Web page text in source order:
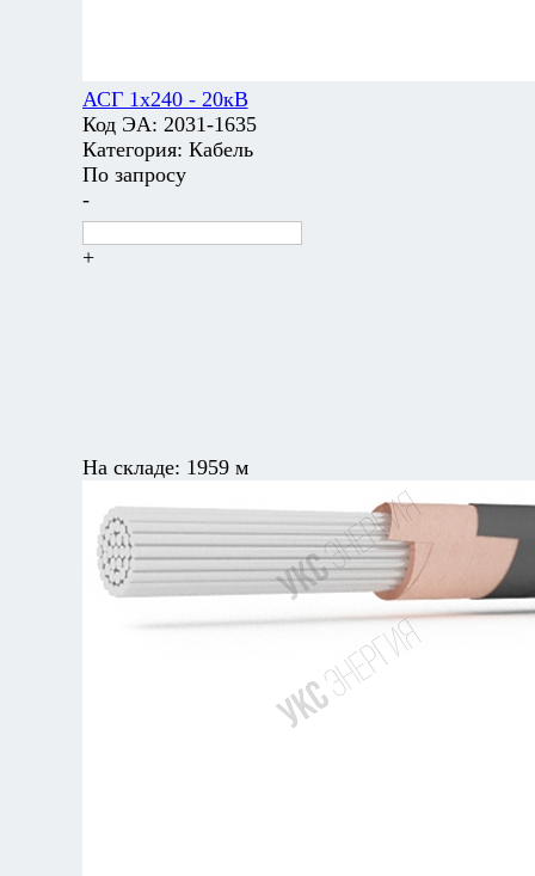
АСГ 1х240 - 20кВ
Код ЭА: 2031-1635
Категория: Кабель
По запросу
-
+
На складе: 1959 м